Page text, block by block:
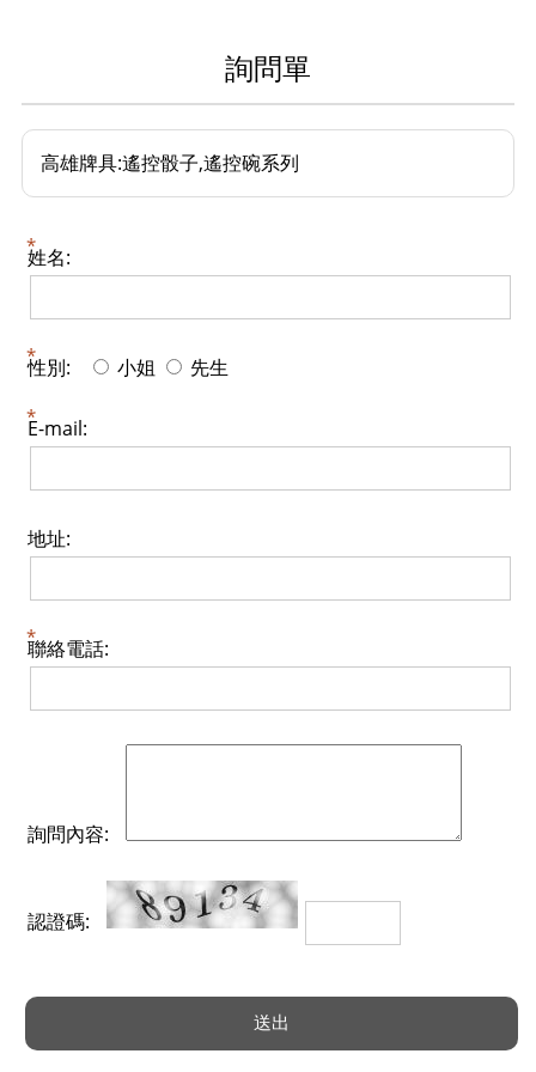
詢問單
高雄牌具:遙控骰子,遙控碗系列
姓名:
性別: 小姐 先生
E-mail:
地址:
聯絡電話:
詢問內容:
認證碼: